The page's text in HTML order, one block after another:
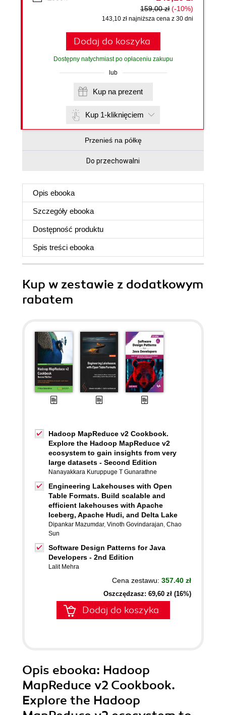
159,00 zł (-10%)
143,10 zł najniższa cena z 30 dni
Dodaj do koszyka
Dostępny natychmiast po opłaceniu zakupu
lub
Kup na prezent
Kup 1-kliknięciem
Przenieś na półkę
Do przechowalni
Opis ebooka
Szczegóły ebooka
Dostępność produktu
Spis treści ebooka
Kup w zestawie z dodatkowym
rabatem
Hadoop MapReduce v2 Cookbook.
Explore the Hadoop MapReduce v2
ecosystem to gain insights from very
large datasets - Second Edition
Nanayakkara Kuruppuge T Gunarathne
Engineering Lakehouses with Open
Table Formats. Build scalable and
efficient lakehouses with Apache
Iceberg, Apache Hudi, and Delta Lake
Dipankar Mazumdar, Vinoth Govindarajan, Chao
Sun
Software Design Patterns for Java
Developers - 2nd Edition
Lalit Mehra
Cena zestawu: 357.40 zł
Oszczędzasz: 69,60 zł (16%)
Dodaj do koszyka
Opis ebooka: Hadoop
MapReduce v2 Cookbook.
Explore the Hadoop